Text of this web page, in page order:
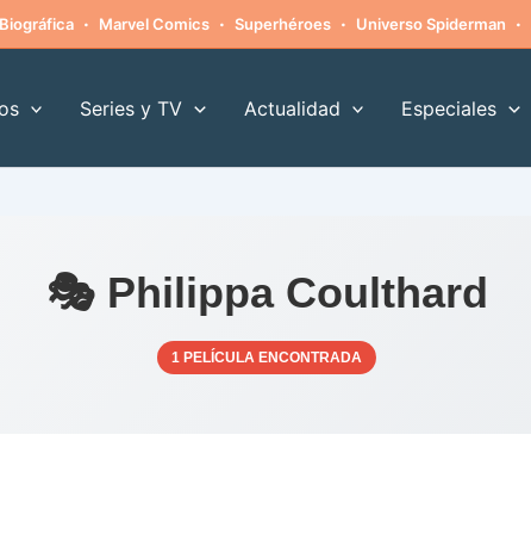
Biográfica · Marvel Comics · Superhéroes · Universo Spiderman ·
Series y TV Actualidad Especiales
🎭 Philippa Coulthard
1 PELÍCULA ENCONTRADA